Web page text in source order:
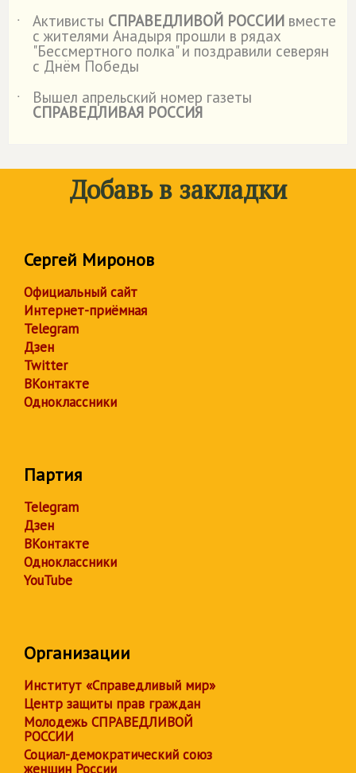
˙
Активисты СПРАВЕДЛИВОЙ РОССИИ вместе
с жителями Анадыря прошли в рядах
"Бессмертного полка" и поздравили северян
с Днём Победы
˙
Вышел апрельский номер газеты
СПРАВЕДЛИВАЯ РОССИЯ
Добавь в закладки
Сергей Миронов
Официальный сайт
Интернет-приёмная
Telegram
Дзен
Twitter
ВКонтакте
Одноклассники
Партия
Telegram
Дзен
ВКонтакте
Одноклассники
YouTube
Организации
Институт «Справедливый мир»
Центр защиты прав граждан
Молодежь СПРАВЕДЛИВОЙ
РОССИИ
Социал-демократический союз
женщин России